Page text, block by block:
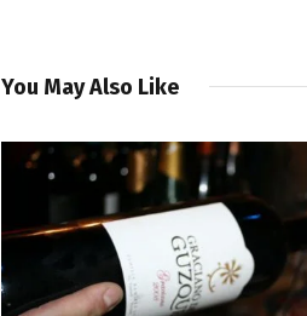
You May Also Like